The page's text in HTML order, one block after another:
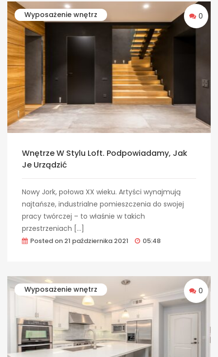
Wyposażenie wnętrz 0
Wnętrze W Stylu Loft. Podpowiadamy, Jak
Je Urządzić
Nowy Jork, połowa XX wieku. Artyści wynajmują
najtańsze, industrialne pomieszczenia do swojej
pracy twórczej – to właśnie w takich
przestrzeniach […]
Posted on 21 października 2021 05:48
Wyposażenie wnętrz 0